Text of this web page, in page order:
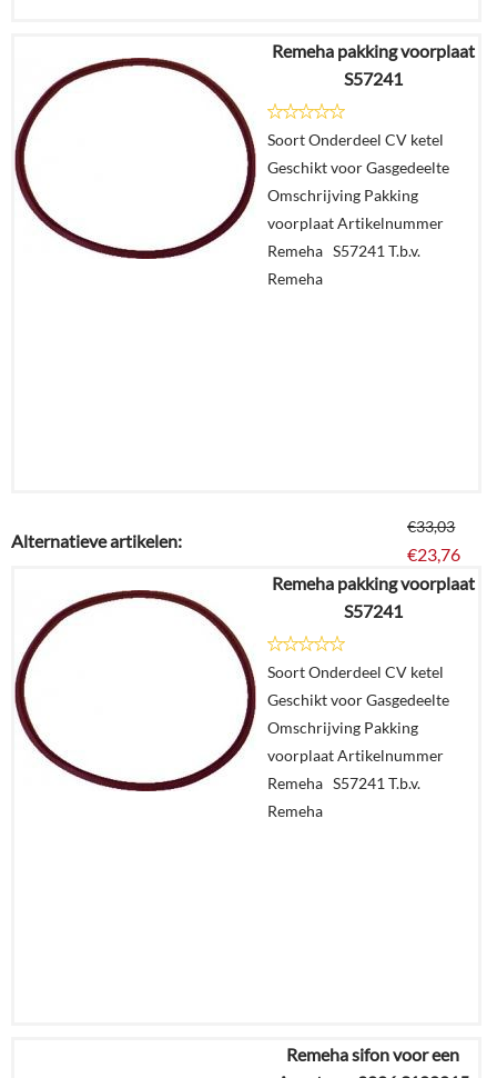
€52,88
Details
winkelmand
Remeha pakking voorplaat
S57241
Soort Onderdeel CV ketel
Geschikt voor Gasgedeelte
Omschrijving Pakking
voorplaat Artikelnummer
Remeha S57241 T.b.v.
Remeha
€33,03
€23,76
Details
In
winkelmand
Alternatieve artikelen:
Remeha pakking voorplaat
S57241
Soort Onderdeel CV ketel
Geschikt voor Gasgedeelte
Omschrijving Pakking
voorplaat Artikelnummer
Remeha S57241 T.b.v.
Remeha
€33,03
Remeha sifon voor een